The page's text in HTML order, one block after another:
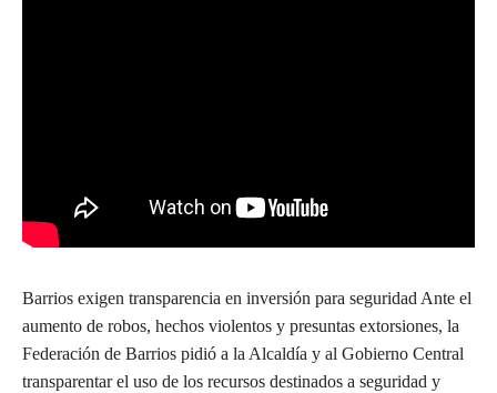
Barrios exigen transparencia en inversión para seguridad Ante el
aumento de robos, hechos violentos y presuntas extorsiones, la
Federación de Barrios pidió a la Alcaldía y al Gobierno Central
transparentar el uso de los recursos destinados a seguridad y